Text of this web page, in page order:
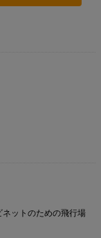
ットのための飛行場